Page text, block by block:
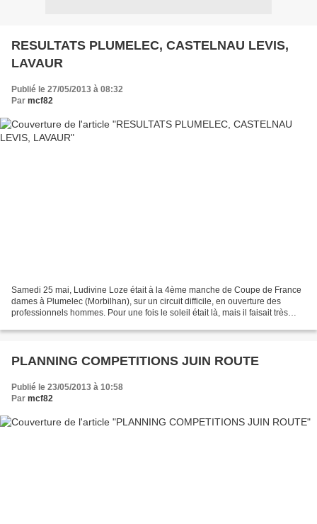
RESULTATS PLUMELEC, CASTELNAU LEVIS,
LAVAUR
Publié le 27/05/2013 à 08:32
Par mcf82
Samedi 25 mai, Ludivine Loze était à la 4ème manche de Coupe de France
dames à Plumelec (Morbilhan), sur un circuit difficile, en ouverture des
professionnels hommes. Pour une fois le soleil était là, mais il faisait très
PLANNING COMPETITIONS JUIN ROUTE
Publié le 23/05/2013 à 10:58
Par mcf82